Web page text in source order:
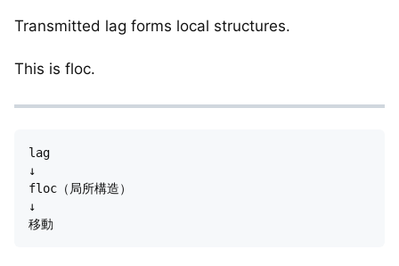
Transmitted lag forms local structures.
This is floc.
lag
↓
floc（局所構造）
↓